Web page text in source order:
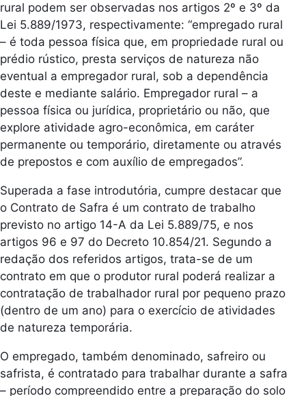
rural podem ser observadas nos artigos 2º e 3º da
Lei 5.889/1973, respectivamente: “empregado rural
– é toda pessoa física que, em propriedade rural ou
prédio rústico, presta serviços de natureza não
eventual a empregador rural, sob a dependência
deste e mediante salário. Empregador rural – a
pessoa física ou jurídica, proprietário ou não, que
explore atividade agro-econômica, em caráter
permanente ou temporário, diretamente ou através
de prepostos e com auxílio de empregados”.
Superada a fase introdutória, cumpre destacar que
o Contrato de Safra é um contrato de trabalho
previsto no artigo 14-A da Lei 5.889/75, e nos
artigos 96 e 97 do Decreto 10.854/21. Segundo a
redação dos referidos artigos, trata-se de um
contrato em que o produtor rural poderá realizar a
contratação de trabalhador rural por pequeno prazo
(dentro de um ano) para o exercício de atividades
de natureza temporária.
O empregado, também denominado, safreiro ou
safrista, é contratado para trabalhar durante a safra
– período compreendido entre a preparação do solo